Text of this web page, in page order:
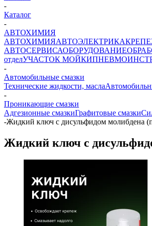
-
Каталог
-
АВТОХИМИЯ
АВТОХИМИЯАВТОЭЛЕКТРИКА
АВТОСЕРВИСАОБОРУДОВАНИЕ
отделУЧАСТОК МОЙКИ
-
Автомобильные смазки
Технические жидкости, масла
-
Проникающие смазки
Адгезионные смазкиГрафитовые смазки
-Жидкий ключ с дисульфидом молибдена
Жидкий ключ с